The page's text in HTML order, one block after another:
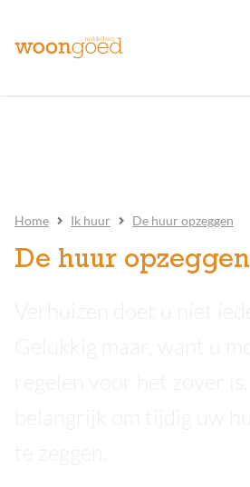
Home Ik huur De huur opzeggen
De huur opzeggen